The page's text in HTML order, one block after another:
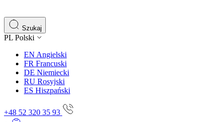
Szukaj
PL Polski
EN Angielski
FR Francuski
DE Niemiecki
RU Rosyjski
ES Hiszpański
+48 52 320 35 93
istotne i interesujące dla poszczególnych użytkowników
Nieklasyfikowane
Nieklasyfikowane pliki cookie, to pliki, które są w